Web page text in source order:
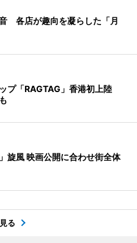
各店が趣向を凝らした「月
プ「RAGTAG」香港初上陸
旋風 映画公開に合わせ街全体
る